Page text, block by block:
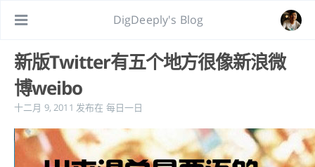
DigDeeply's Blog
新版Twitter有五个地方很像新浪微
博weibo
十二月 9, 2011 发布在 每日一日